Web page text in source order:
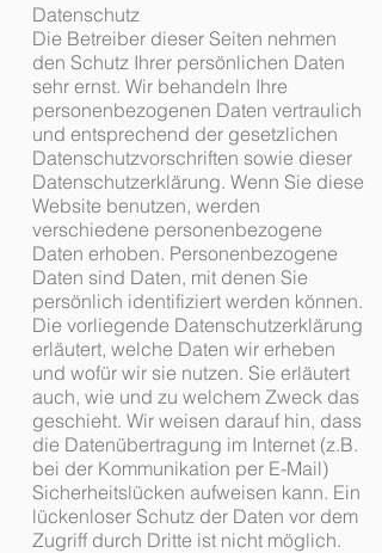
Datenschutz
Die Betreiber dieser Seiten nehmen
den Schutz Ihrer persönlichen Daten
sehr ernst. Wir behandeln Ihre
personenbezogenen Daten vertraulich
und entsprechend der gesetzlichen
Datenschutzvorschriften sowie dieser
Datenschutzerklärung. Wenn Sie diese
Website benutzen, werden
verschiedene personenbezogene
Daten erhoben. Personenbezogene
Daten sind Daten, mit denen Sie
persönlich identifiziert werden können.
Die vorliegende Datenschutzerklärung
erläutert, welche Daten wir erheben
und wofür wir sie nutzen. Sie erläutert
auch, wie und zu welchem Zweck das
geschieht. Wir weisen darauf hin, dass
die Datenübertragung im Internet (z.B.
bei der Kommunikation per E-Mail)
Sicherheitslücken aufweisen kann. Ein
lückenloser Schutz der Daten vor dem
Zugriff durch Dritte ist nicht möglich.